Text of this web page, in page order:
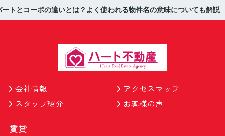
ートとコーポの違いとは？よく使われる物件名の意味についても解説
会社情報
アクセスマップ
スタッフ紹介
お客様の声
賃貸